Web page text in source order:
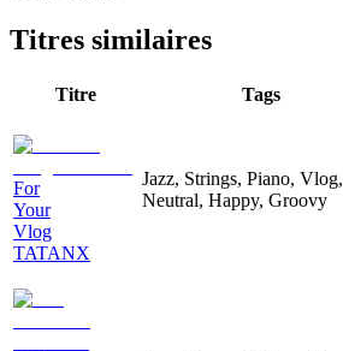
Titres similaires
Titre Tags
For
Your
Vlog
TATANX
Jazz, Strings, Piano, Vlog,
Neutral, Happy, Groovy